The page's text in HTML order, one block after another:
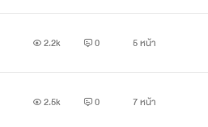
2.2k 0 5 หน้า
2.5k 0 7 หน้า